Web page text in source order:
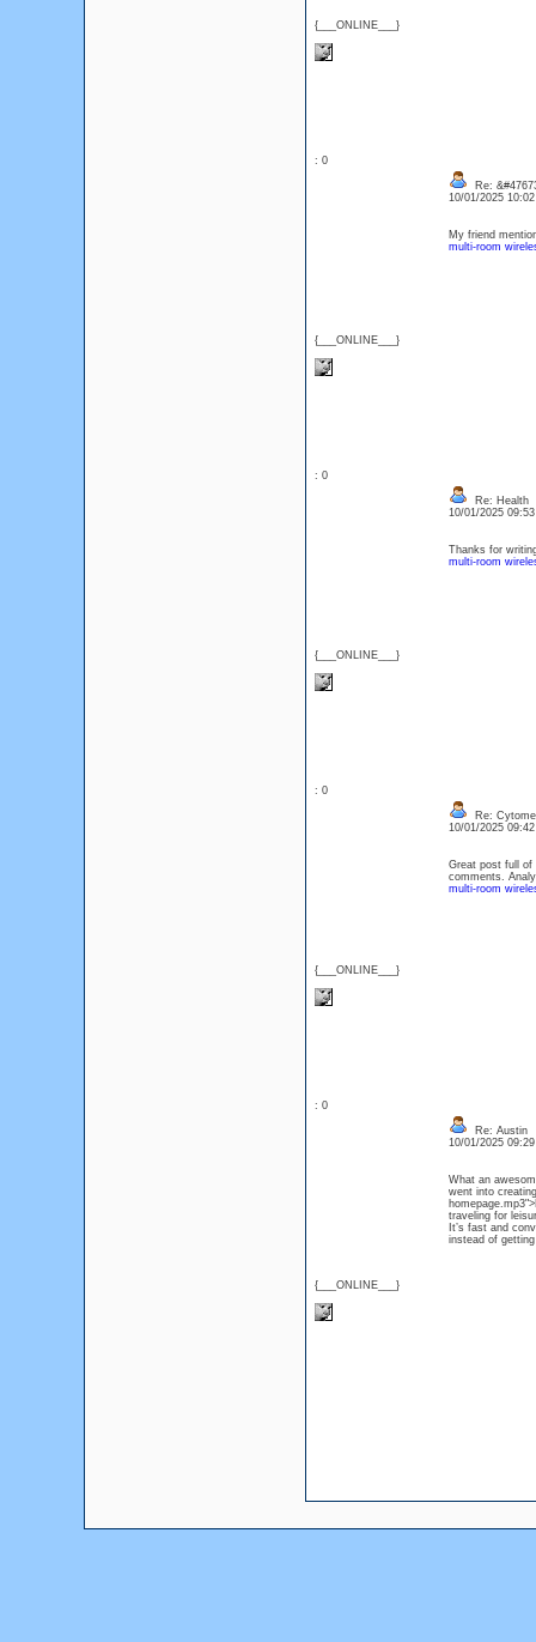
{___ONLINE___}
: 0
{___ONLINE___}
Re:
10/01/2025
My friend
multi-room
: 0
{___ONLINE___}
Re: Health
10/01/2025
Thanks for
multi-room
: 0
{___ONLINE___}
Re:
10/01/2025
Great post full of
comments.
multi-room
: 0
{___ONLINE___}
Re: Austin
10/01/2025
What an
went into
traveling for
It’s fast and
instead of